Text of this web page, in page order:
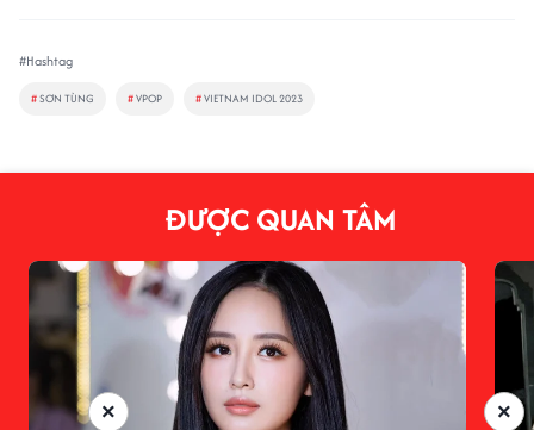
#Hashtag
#SƠN TÙNG #VPOP #VIETNAM IDOL 2023
ĐƯỢC QUAN TÂM
×
×